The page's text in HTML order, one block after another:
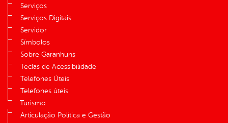
Serviços
Serviços Digitais
Servidor
Símbolos
Sobre Garanhuns
Teclas de Acessibilidade
Telefones Úteis
Telefones úteis
Turismo
Articulação Política e Gestão